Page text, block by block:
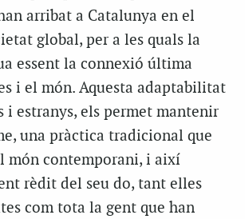
arribat a Catalunya en el
global, per a les quals la
essent la connexió última
i el món. Aquesta adaptabilitat
i estranys, els permet mantenir
una pràctica tradicional que
món contemporani, i així
rèdit del seu do, tant elles
com tota la gent que han